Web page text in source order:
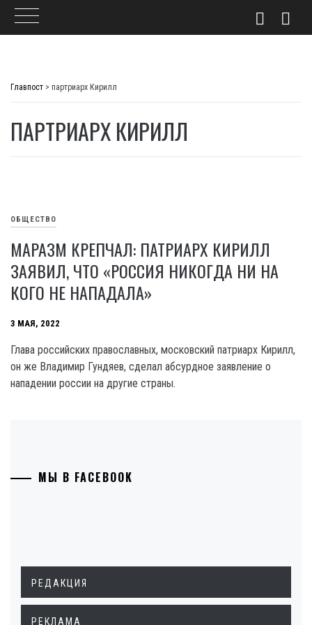
Главпост > партриарх Кирилл
ПАРТРИАРХ КИРИЛЛ
ОБЩЕСТВО
МАРАЗМ КРЕПЧАЛ: ПАТРИАРХ КИРИЛЛ
ЗАЯВИЛ, ЧТО «РОССИЯ НИКОГДА НИ НА
КОГО НЕ НАПАДАЛА»
3 МАЯ, 2022
Глава российских православных, московский патриарх Кирилл,
он же Владимир Гундяев, сделал абсурдное заявление о
нападении россии на другие страны.
МЫ В FACEBOOK
РЕДАКЦИЯ
РЕКЛАМА